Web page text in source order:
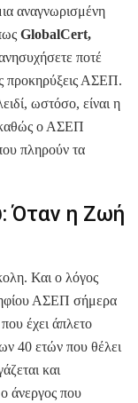
αναγνωρισμένη
GlobalCert,
ποτέ
προκηρύξεις ΑΣΕΠ.
ωστόσο, είναι η
καθώς ο ΑΣΕΠ
πληρούν τα
Όταν η Ζωή
Και ο λόγος
ΑΣΕΠ σήμερα
έχει άπλετο
40 ετών που θέλει
και
ο άνεργος που